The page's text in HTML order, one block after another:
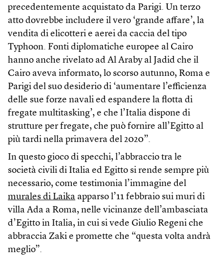
precedentemente acquistato da Parigi. Un terzo
atto dovrebbe includere il vero ‘grande affare’, la
vendita di elicotteri e aerei da caccia del tipo
Typhoon. Fonti diplomatiche europee al Cairo
hanno anche rivelato ad Al Araby al Jadid che il
Cairo aveva informato, lo scorso autunno, Roma e
Parigi del suo desiderio di ‘aumentare l’efficienza
delle sue forze navali ed espandere la flotta di
fregate multitasking’, e che l’Italia dispone di
strutture per fregate, che può fornire all’Egitto al
più tardi nella primavera del 2020”.
In questo gioco di specchi, l’abbraccio tra le
società civili di Italia ed Egitto si rende sempre più
necessario, come testimonia l’immagine del
murales di Laika apparso l’11 febbraio sui muri di
villa Ada a Roma, nelle vicinanze dell’ambasciata
d’Egitto in Italia, in cui si vede Giulio Regeni che
abbraccia Zaki e promette che “questa volta andrà
meglio”.